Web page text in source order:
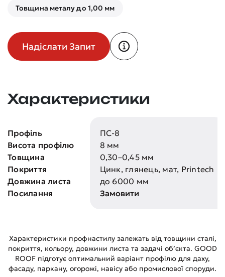
Товщина металу до 1,00 мм
Надіслати Запит
Характеристики
Профіль
Висота профілю
Товщина
Покриття
Довжина листа
Посилання
ПС-8
8 мм
0,30–0,45 мм
Цинк, глянець, мат, Printech
до 6000 мм
Замовити
Характеристики профнастилу залежать від товщини сталі,
покриття, кольору, довжини листа та задачі об’єкта. GOOD
ROOF підготує оптимальний варіант профілю для даху,
фасаду, паркану, огорожі, навісу або промислової споруди.